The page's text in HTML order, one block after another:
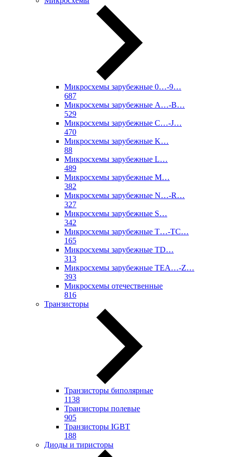
Микросхемы зарубежные 0…-9…
687
Микросхемы зарубежные A…-B…
529
Микросхемы зарубежные C…-J…
470
Микросхемы зарубежные K…
88
Микросхемы зарубежные L…
489
Микросхемы зарубежные M…
382
Микросхемы зарубежные N…-R…
327
Микросхемы зарубежные S…
342
Микросхемы зарубежные T…-TC…
165
Микросхемы зарубежные TD…
313
Микросхемы зарубежные TEA…-Z…
393
Микросхемы отечественные
816
Транзисторы
Транзисторы биполярные
1138
Транзисторы полевые
905
Транзисторы IGBT
188
Диоды и тиристоры